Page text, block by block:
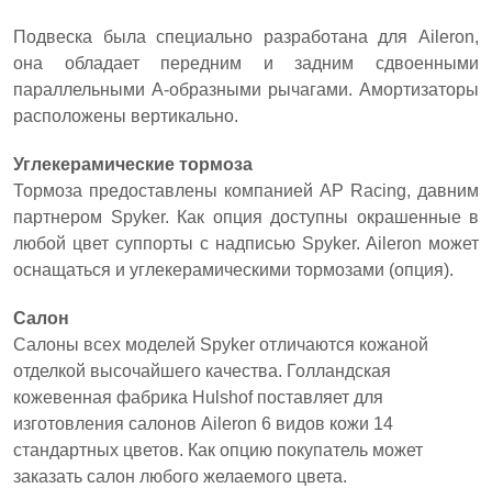
Подвеска была специально разработана для Aileron,
она обладает передним и задним сдвоенными
параллельными А-образными рычагами. Амортизаторы
расположены вертикально.
Углекерамические тормоза
Тормоза предоставлены компанией AP Racing, давним
партнером Spyker. Как опция доступны окрашенные в
любой цвет суппорты с надписью Spyker. Aileron может
оснащаться и углекерамическими тормозами (опция).
Салон
Салоны всех моделей Spyker отличаются кожаной
отделкой высочайшего качества. Голландская
кожевенная фабрика Hulshof поставляет для
изготовления салонов Aileron 6 видов кожи 14
стандартных цветов. Как опцию покупатель может
заказать салон любого желаемого цвета.